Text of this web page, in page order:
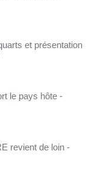
et présentation
le pays hôte -
revient de loin -